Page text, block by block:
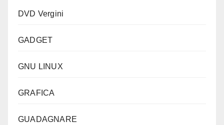
DVD Vergini
GADGET
GNU LINUX
GRAFICA
GUADAGNARE